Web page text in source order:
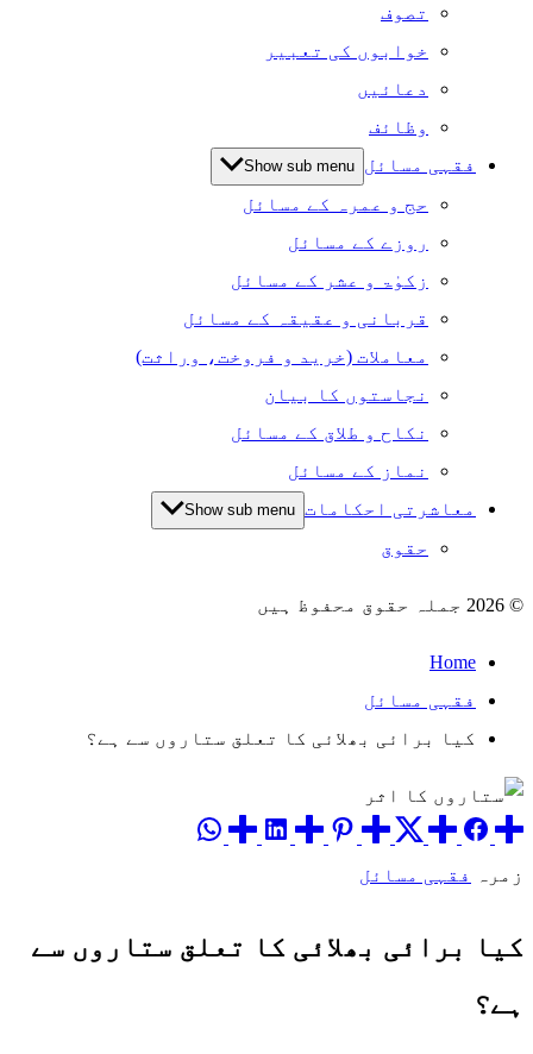
تصوف
خوابوں کی تعبیر
دعائیں
وظائف
فقہی مسائل Show sub menu
حج و عمرہ کے مسائل
روزے کے مسائل
زکوٰۃ و عشر کے مسائل
قربانی و عقیقہ کے مسائل
معاملات (خرید و فروخت، وراثت)
نجاستوں کا بیان
نکاح و طلاق کے مسائل
نماز کے مسائل
معاشرتی احکامات Show sub menu
حقوق
© 2026 جملہ حقوق محفوظ ہیں
Home
فقہی مسائل
کیا برائی بھلائی کا تعلق ستاروں سے ہے؟
زمرہ فقہی مسائل
کیا برائی بھلائی کا تعلق ستاروں سے
ہے؟